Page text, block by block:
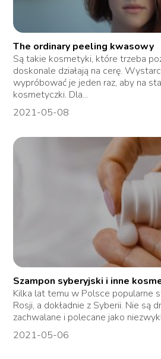
The ordinary peeling kwasowy
Są takie kosmetyki, które trzeba
doskonale działają na cerę.
wypróbować je jeden raz, aby na
kosmetyczki. Dla...
2021-05-08
Szampon syberyjski i inne
Kilka lat temu w Polsce popularne
Rosji, a dokładnie z Syberii. Nie są
zachwalane i polecane jako
2021-05-06